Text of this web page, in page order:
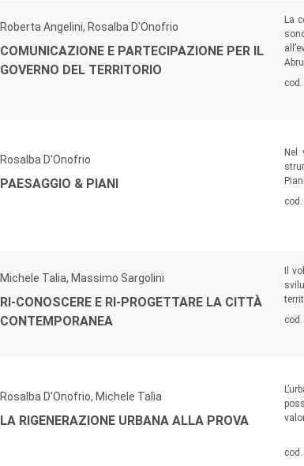
Roberta Angelini, Rosalba D'Onofrio
COMUNICAZIONE E PARTECIPAZIONE PER IL
GOVERNO DEL TERRITORIO
La
Rosalba D'Onofrio
PAESAGGIO & PIANI
Nel
Michele Talia, Massimo Sargolini
RI-CONOSCERE E RI-PROGETTARE LA CITTÀ
CONTEMPORANEA
Il
Rosalba D'Onofrio, Michele Talia
LA RIGENERAZIONE URBANA ALLA PROVA